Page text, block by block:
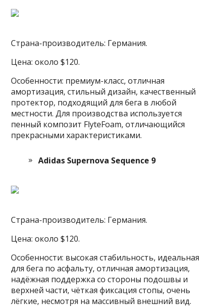
Страна-производитель: Германия.
Цена: около $120.
Особенности: премиум-класс, отличная
амортизация, стильный дизайн, качественный
протектор, подходящий для бега в любой
местности. Для производства используется
пенный композит FlyteFoam, отличающийся
прекрасными характеристиками.
Adidas Supernova Sequence 9
Страна-производитель: Германия.
Цена: около $120.
Особенности: высокая стабильность, идеальная
для бега по асфальту, отличная амортизация,
надёжная поддержка со стороны подошвы и
верхней части, чёткая фиксация стопы, очень
лёгкие, несмотря на массивный внешний вид.